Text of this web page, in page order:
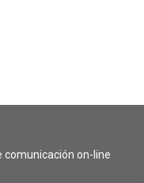
comunicación on-line